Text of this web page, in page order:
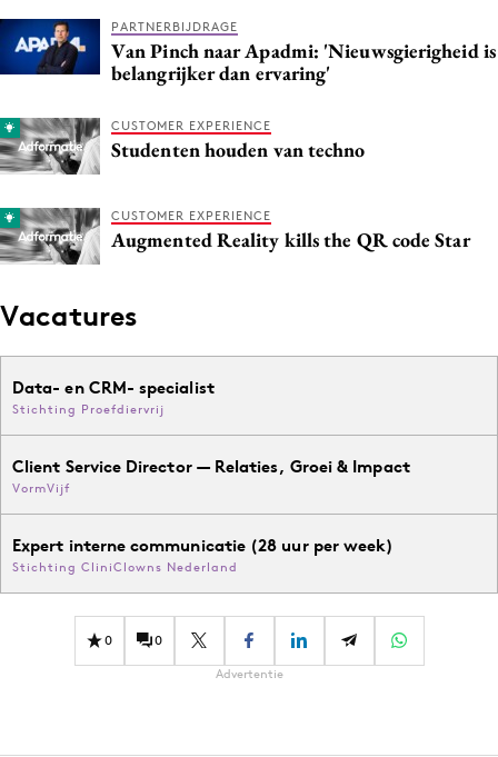
PARTNERBIJDRAGE
Van Pinch naar Apadmi: 'Nieuwsgierigheid is
belangrijker dan ervaring'
CUSTOMER EXPERIENCE
Studenten houden van techno
CUSTOMER EXPERIENCE
Augmented Reality kills the QR code Star
Vacatures
Data- en CRM- specialist
Stichting Proefdiervrij
Client Service Director — Relaties, Groei & Impact
VormVijf
Expert interne communicatie (28 uur per week)
Stichting CliniClowns Nederland
0 0
Advertentie